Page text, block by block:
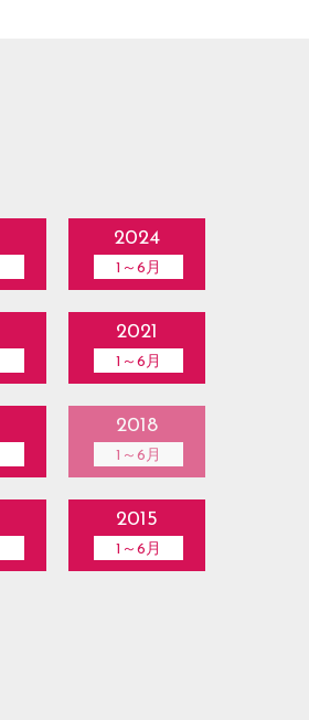
2024
1～6月
2021
1～6月
2018
1～6月
2015
1～6月